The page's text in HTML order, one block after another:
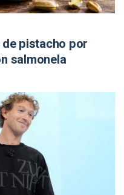
pistacho por
salmonela